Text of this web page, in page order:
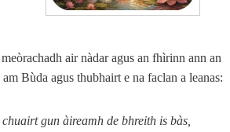
air nàdar agus an fhìrinn ann an
Bùda agus thubhairt e na faclan a leanas:
chuairt gun àireamh de bhreith is bàs,